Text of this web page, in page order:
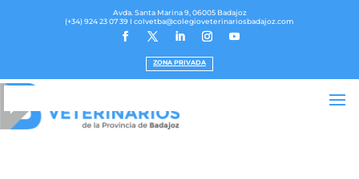
Avda. Santa Marina 9, 06005 Badajoz
(+34) 924 23 07 39 I colvetba@colegioveterinariosbadajoz.com
ZONA PRIVADA